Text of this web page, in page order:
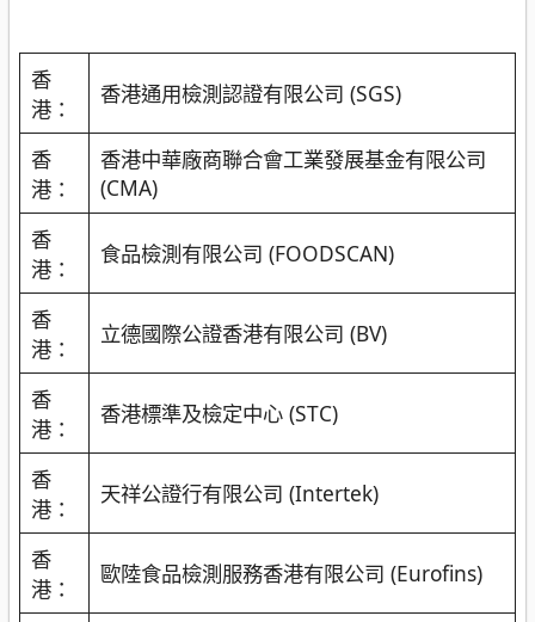
香
港：
香港通用檢測認證有限公司 (SGS)
香
港：
香港中華廠商聯合會工業發展基金有限公司
(CMA)
香
港：
食品檢測有限公司 (FOODSCAN)
香
港：
立德國際公證香港有限公司 (BV)
香
港：
香港標準及檢定中心 (STC)
香
港：
天祥公證行有限公司 (Intertek)
香
港：
歐陸食品檢測服務香港有限公司 (Eurofins)